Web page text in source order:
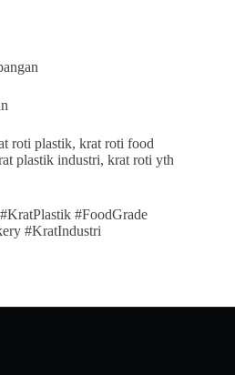
roti plastik, krat roti food
plastik industri, krat roti yth
#FoodGrade
#KratIndustri